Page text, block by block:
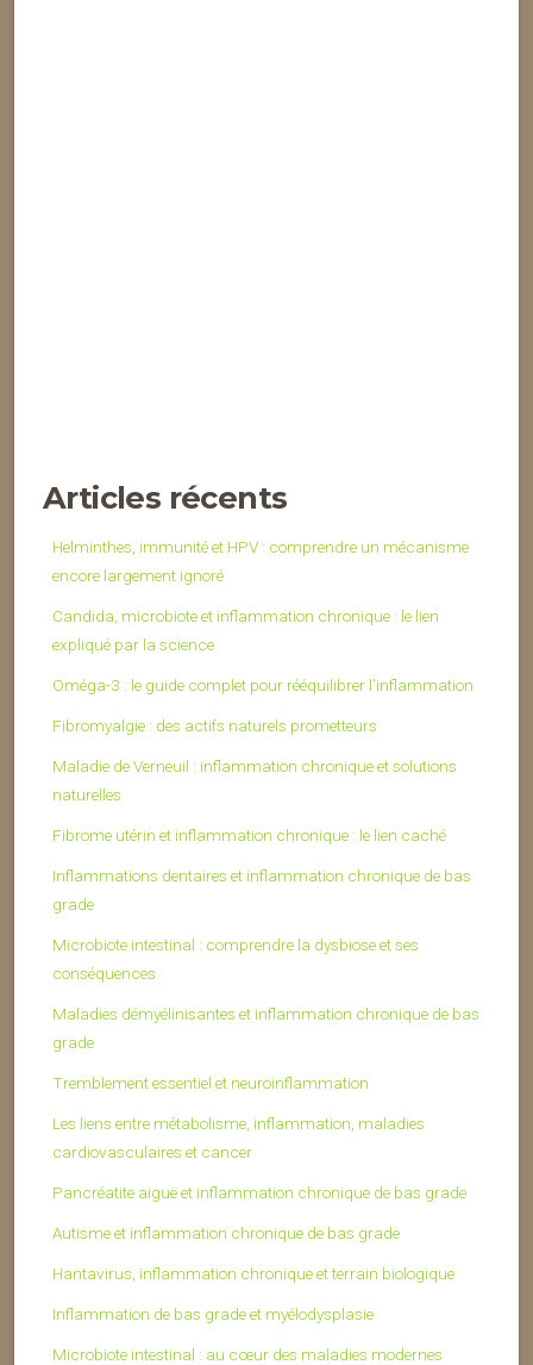
Articles récents
Helminthes, immunité et HPV : comprendre un mécanisme
encore largement ignoré
Candida, microbiote et inflammation chronique : le lien
expliqué par la science
Oméga-3 : le guide complet pour rééquilibrer l’inflammation
Fibromyalgie : des actifs naturels prometteurs
Maladie de Verneuil : inflammation chronique et solutions
naturelles
Fibrome utérin et inflammation chronique : le lien caché
Inflammations dentaires et inflammation chronique de bas
grade
Microbiote intestinal : comprendre la dysbiose et ses
conséquences
Maladies démyélinisantes et inflammation chronique de bas
grade
Tremblement essentiel et neuroinflammation
Les liens entre métabolisme, inflammation, maladies
cardiovasculaires et cancer
Pancréatite aiguë et inflammation chronique de bas grade
Autisme et inflammation chronique de bas grade
Hantavirus, inflammation chronique et terrain biologique
Inflammation de bas grade et myélodysplasie
Microbiote intestinal : au cœur des maladies modernes